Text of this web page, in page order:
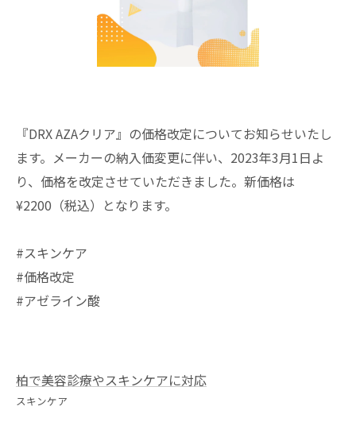
『DRX AZAクリア』の価格改定についてお知らせいたし
ます。メーカーの納入価変更に伴い、2023年3月1日よ
り、価格を改定させていただきました。新価格は
¥2200（税込）となります。
#スキンケア
#価格改定
#アゼライン酸
柏で美容診療やスキンケアに対応
スキンケア